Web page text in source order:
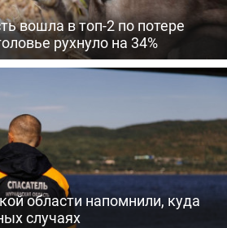
вошла в топ-2 по потере
рухнуло на 34%
области напомнили, куда
случаях